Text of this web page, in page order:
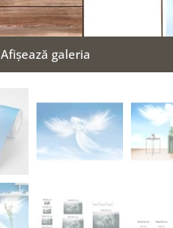
Afişează galeria